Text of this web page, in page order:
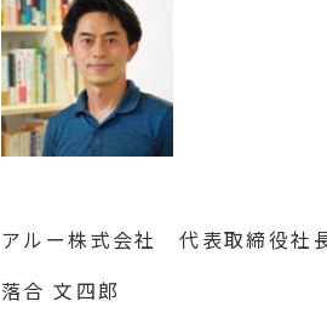
アルー株式会社 代表取締役社
落合 文四郎